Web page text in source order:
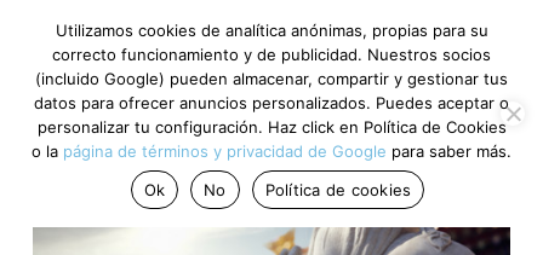
Utilizamos cookies de analítica anónimas, propias para su
correcto funcionamiento y de publicidad. Nuestros socios
(incluido Google) pueden almacenar, compartir y gestionar tus
datos para ofrecer anuncios personalizados. Puedes aceptar o
personalizar tu configuración. Haz click en Política de Cookies
o la página de términos y privacidad de Google para saber más.
Ok
No Política de cookies